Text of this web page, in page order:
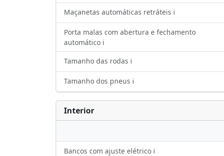
Maçanetas automáticas retráteis ℹ️
Porta malas com abertura e fechamento
automático ℹ️
Tamanho das rodas ℹ️
Tamanho dos pneus ℹ️
Interior
Bancos com ajuste elétrico ℹ️